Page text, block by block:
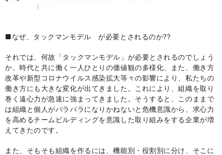
■なぜ、タックマンモデル が必要とされるのか??
それでは、何故「タックマンモデル」が必要とされるのでしょう
か。時代と共に働く一人ひとりの価値観の多様化、また、働き方
改革や新型コロナウイルス感染拡大等々の影響により、私たちの
働き方にも大きな変化が出てきました。これにより、組織を取り
巻く遠心力が急速に強まってきました。そうすると、このままで
は組織と個人がバラバラになりかねないと危機意識から、求心力
を高めるチームビルディングを意識した取り組みをする企業が増
えてきたのです。
また、そもそも組織を作るには、機能別・役割別に分け、そこに